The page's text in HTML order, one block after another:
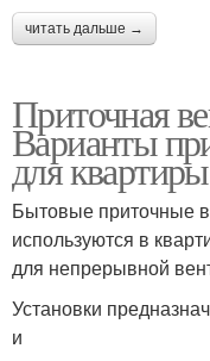
читать дальше →
Приточная
Варианты
для
Бытовые приточные
используются в
для непрерывной
Установки
и